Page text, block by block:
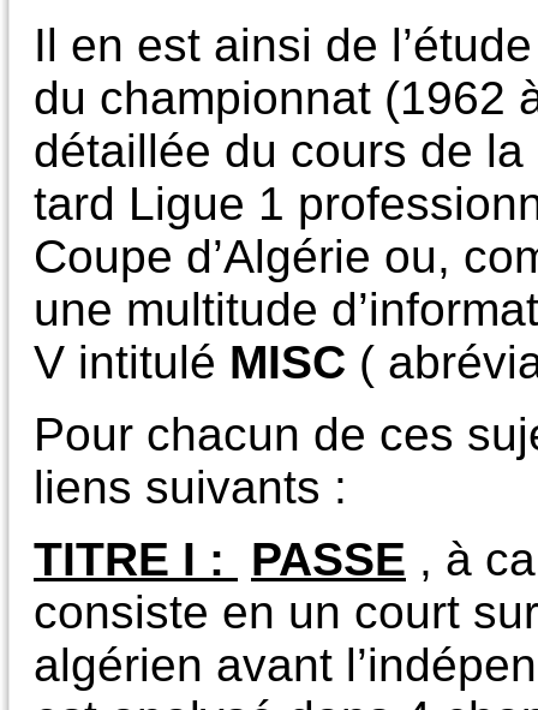
Il en est ainsi de
du championnat (1962
détaillée du cours de
tard Ligue 1
Coupe d’Algérie ou,
une multitude
V intitulé MISC (
Pour chacun de ces
liens suivants :
TITRE I :
PASSE , à
consiste en un court
algérien avant